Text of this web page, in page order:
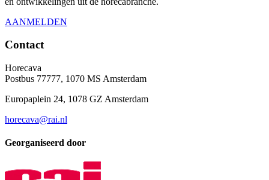
AANMELDEN
Contact
Horecava
Postbus 77777, 1070 MS Amsterdam
Europaplein 24, 1078 GZ Amsterdam
horecava@rai.nl
Georganiseerd door